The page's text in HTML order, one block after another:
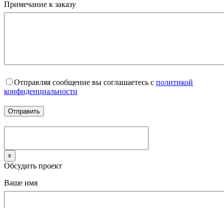
Примечание к заказу
Отправляя сообщение вы соглашаетесь с политикой
конфиденциальности
x
Обсудить проект
Ваше имя